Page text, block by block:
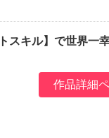
スキル】で世界一
作品詳細